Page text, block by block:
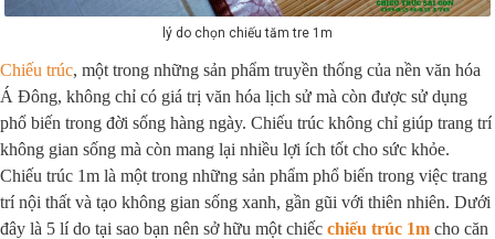
lý do chọn chiếu tăm tre 1m
Chiếu trúc, một trong những sản phẩm truyền thống của nền văn hóa
Á Đông, không chỉ có giá trị văn hóa lịch sử mà còn được sử dụng
phổ biến trong đời sống hàng ngày. Chiếu trúc không chỉ giúp trang trí
không gian sống mà còn mang lại nhiều lợi ích tốt cho sức khỏe.
Chiếu trúc 1m là một trong những sản phẩm phổ biến trong việc trang
trí nội thất và tạo không gian sống xanh, gần gũi với thiên nhiên. Dưới
đây là 5 lí do tại sao bạn nên sở hữu một chiếc chiếu trúc 1m cho căn